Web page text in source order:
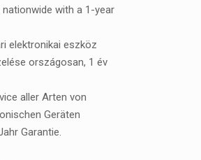
with a 1-year
elektronikai eszköz
országosan, 1 év
aller Arten von
Geräten
Garantie.